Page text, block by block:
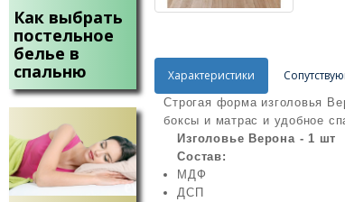
Как выбрать
постельное
белье в
спальню
Характеристики
Строгая форма изголовья
боксы и матрас и удобное
Изголовье Верона - 1 шт
Состав:
МДФ
ДСП